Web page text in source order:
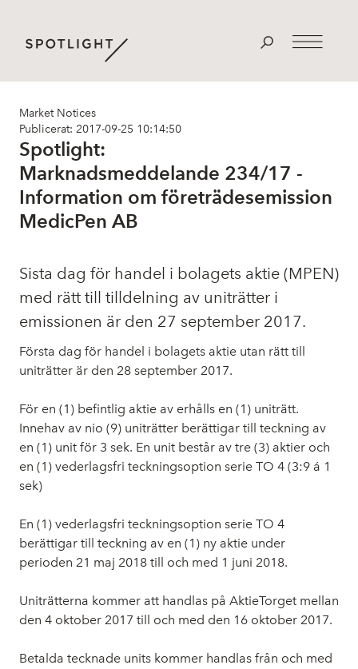
Market Notices
Publicerat: 2017-09-25 10:14:50
Spotlight:
Marknadsmeddelande 234/17 -
Information om företrädesemission
MedicPen AB
Sista dag för handel i bolagets aktie (MPEN)
med rätt till tilldelning av uniträtter i
emissionen är den 27 september 2017.
Första dag för handel i bolagets aktie utan rätt till
uniträtter är den 28 september 2017.
För en (1) befintlig aktie av erhålls en (1) uniträtt.
Innehav av nio (9) uniträtter berättigar till teckning av
en (1) unit för 3 sek. En unit består av tre (3) aktier och
en (1) vederlagsfri teckningsoption serie TO 4 (3:9 á 1
sek)
En (1) vederlagsfri teckningsoption serie TO 4
berättigar till teckning av en (1) ny aktie under
perioden 21 maj 2018 till och med 1 juni 2018.
Uniträtterna kommer att handlas på AktieTorget mellan
den 4 oktober 2017 till och med den 16 oktober 2017.
Betalda tecknade units kommer handlas från och med